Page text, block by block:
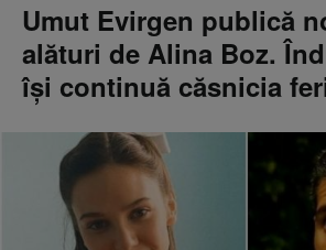
Umut Evirgen publică
alături de Alina Boz.
își continuă căsnicia